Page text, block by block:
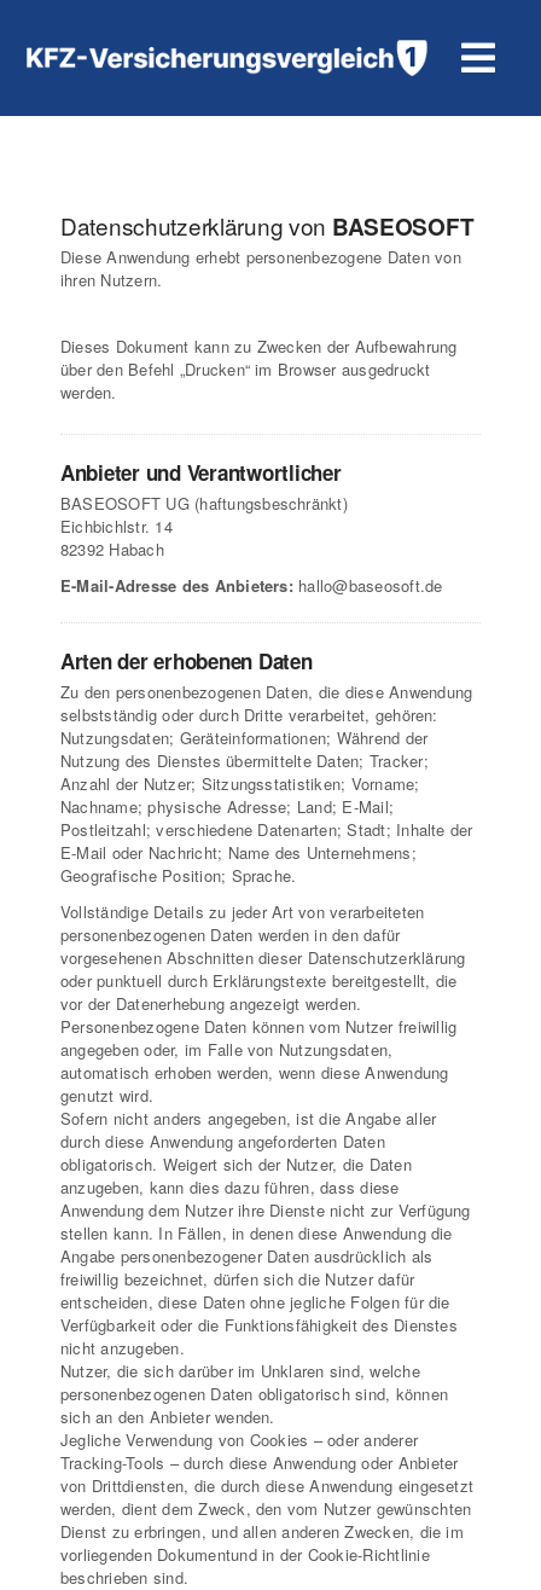
Inhalt
Hilfe und Kontakt
Datenschutzerklärung von BASEOSOFT
Diese Anwendung erhebt personenbezogene Daten von
ihren Nutzern.
Dieses Dokument kann zu Zwecken der Aufbewahrung
über den Befehl „Drucken“ im Browser ausgedruckt
werden.
Anbieter und Verantwortlicher
BASEOSOFT UG (haftungsbeschränkt)
Eichbichlstr. 14
82392 Habach
E-Mail-Adresse des Anbieters: hallo@baseosoft.de
Arten der erhobenen Daten
Zu den personenbezogenen Daten, die diese Anwendung
selbstständig oder durch Dritte verarbeitet, gehören:
Nutzungsdaten; Geräteinformationen; Während der
Nutzung des Dienstes übermittelte Daten; Tracker;
Anzahl der Nutzer; Sitzungsstatistiken; Vorname;
Nachname; physische Adresse; Land; E-Mail;
Postleitzahl; verschiedene Datenarten; Stadt; Inhalte der
E‑Mail oder Nachricht; Name des Unternehmens;
Geografische Position; Sprache.
Vollständige Details zu jeder Art von verarbeiteten
personenbezogenen Daten werden in den dafür
vorgesehenen Abschnitten dieser Datenschutzerklärung
oder punktuell durch Erklärungstexte bereitgestellt, die
vor der Datenerhebung angezeigt werden.
Personenbezogene Daten können vom Nutzer freiwillig
angegeben oder, im Falle von Nutzungsdaten,
automatisch erhoben werden, wenn diese Anwendung
genutzt wird.
Sofern nicht anders angegeben, ist die Angabe aller
durch diese Anwendung angeforderten Daten
obligatorisch. Weigert sich der Nutzer, die Daten
anzugeben, kann dies dazu führen, dass diese
Anwendung dem Nutzer ihre Dienste nicht zur Verfügung
stellen kann. In Fällen, in denen diese Anwendung die
Angabe personenbezogener Daten ausdrücklich als
freiwillig bezeichnet, dürfen sich die Nutzer dafür
entscheiden, diese Daten ohne jegliche Folgen für die
Verfügbarkeit oder die Funktionsfähigkeit des Dienstes
nicht anzugeben.
Nutzer, die sich darüber im Unklaren sind, welche
personenbezogenen Daten obligatorisch sind, können
sich an den Anbieter wenden.
Jegliche Verwendung von Cookies – oder anderer
Tracking-Tools – durch diese Anwendung oder Anbieter
von Drittdiensten, die durch diese Anwendung eingesetzt
werden, dient dem Zweck, den vom Nutzer gewünschten
Dienst zu erbringen, und allen anderen Zwecken, die im
vorliegenden Dokumentund in der Cookie-Richtlinie
beschrieben sind.